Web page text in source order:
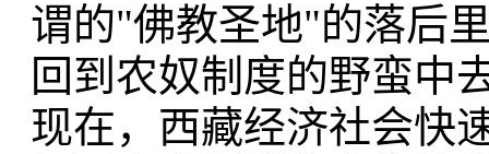
谓的"佛教圣地"的落后
回到农奴制度的野蛮中
现在，西藏经济社会快